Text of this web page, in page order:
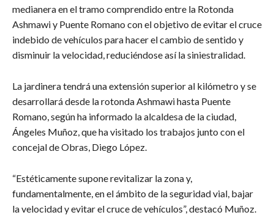
medianera en el tramo comprendido entre la Rotonda
Ashmawi y Puente Romano con el objetivo de evitar el cruce
indebido de vehículos para hacer el cambio de sentido y
disminuir la velocidad, reduciéndose así la siniestralidad.
La jardinera tendrá una extensión superior al kilómetro y se
desarrollará desde la rotonda Ashmawi hasta Puente
Romano, según ha informado la alcaldesa de la ciudad,
Ángeles Muñoz, que ha visitado los trabajos junto con el
concejal de Obras, Diego López.
“Estéticamente supone revitalizar la zona y,
fundamentalmente, en el ámbito de la seguridad vial, bajar
la velocidad y evitar el cruce de vehículos”, destacó Muñoz.